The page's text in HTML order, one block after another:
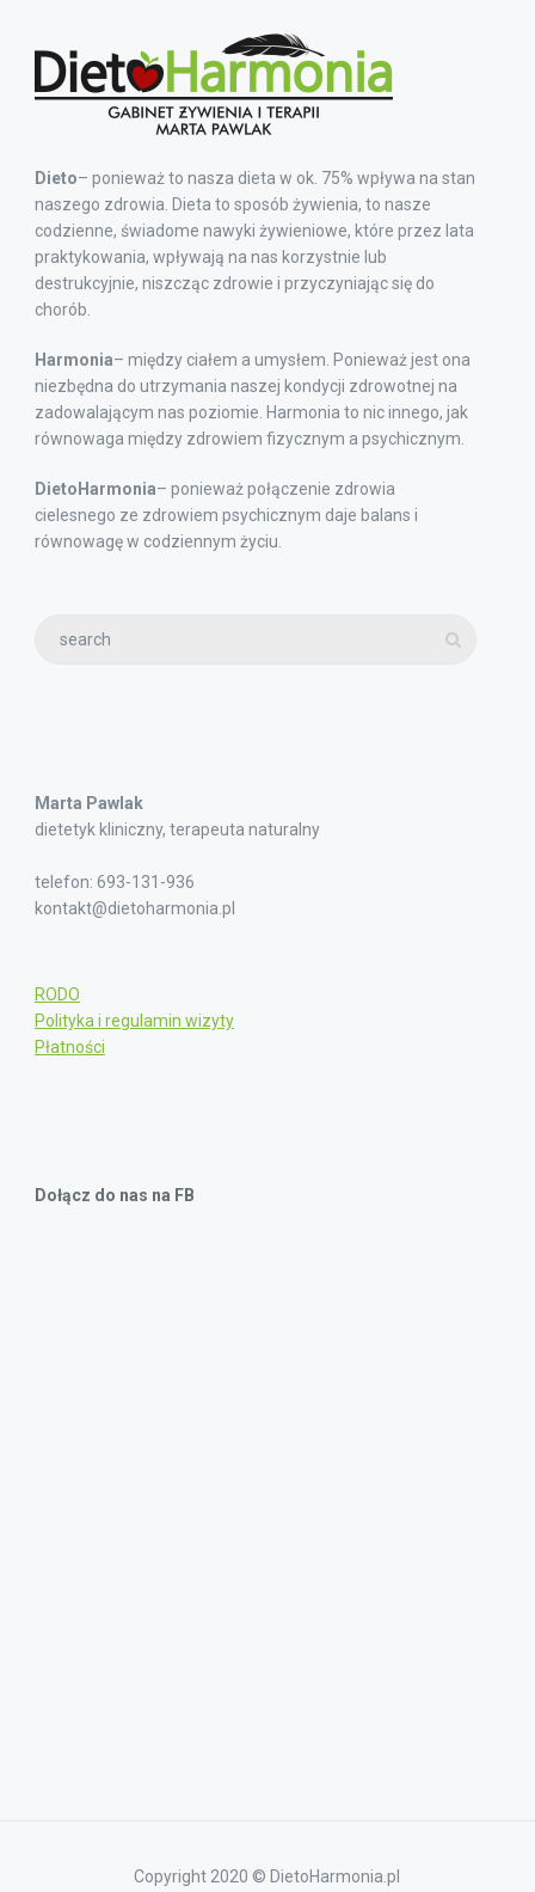
Dieto– ponieważ to nasza dieta w ok. 75% wpływa na stan
naszego zdrowia. Dieta to sposób żywienia, to nasze
codzienne, świadome nawyki żywieniowe, które przez lata
praktykowania, wpływają na nas korzystnie lub
destrukcyjnie, niszcząc zdrowie i przyczyniając się do
chorób.
Harmonia– między ciałem a umysłem. Ponieważ jest ona
niezbędna do utrzymania naszej kondycji zdrowotnej na
zadowalającym nas poziomie. Harmonia to nic innego, jak
równowaga między zdrowiem fizycznym a psychicznym.
DietoHarmonia– ponieważ połączenie zdrowia
cielesnego ze zdrowiem psychicznym daje balans i
równowagę w codziennym życiu.
Marta Pawlak
dietetyk kliniczny, terapeuta naturalny
telefon: 693-131-936
kontakt@dietoharmonia.pl
RODO
Polityka i regulamin wizyty
Płatności
Dołącz do nas na FB
Copyright 2020 © DietoHarmonia.pl